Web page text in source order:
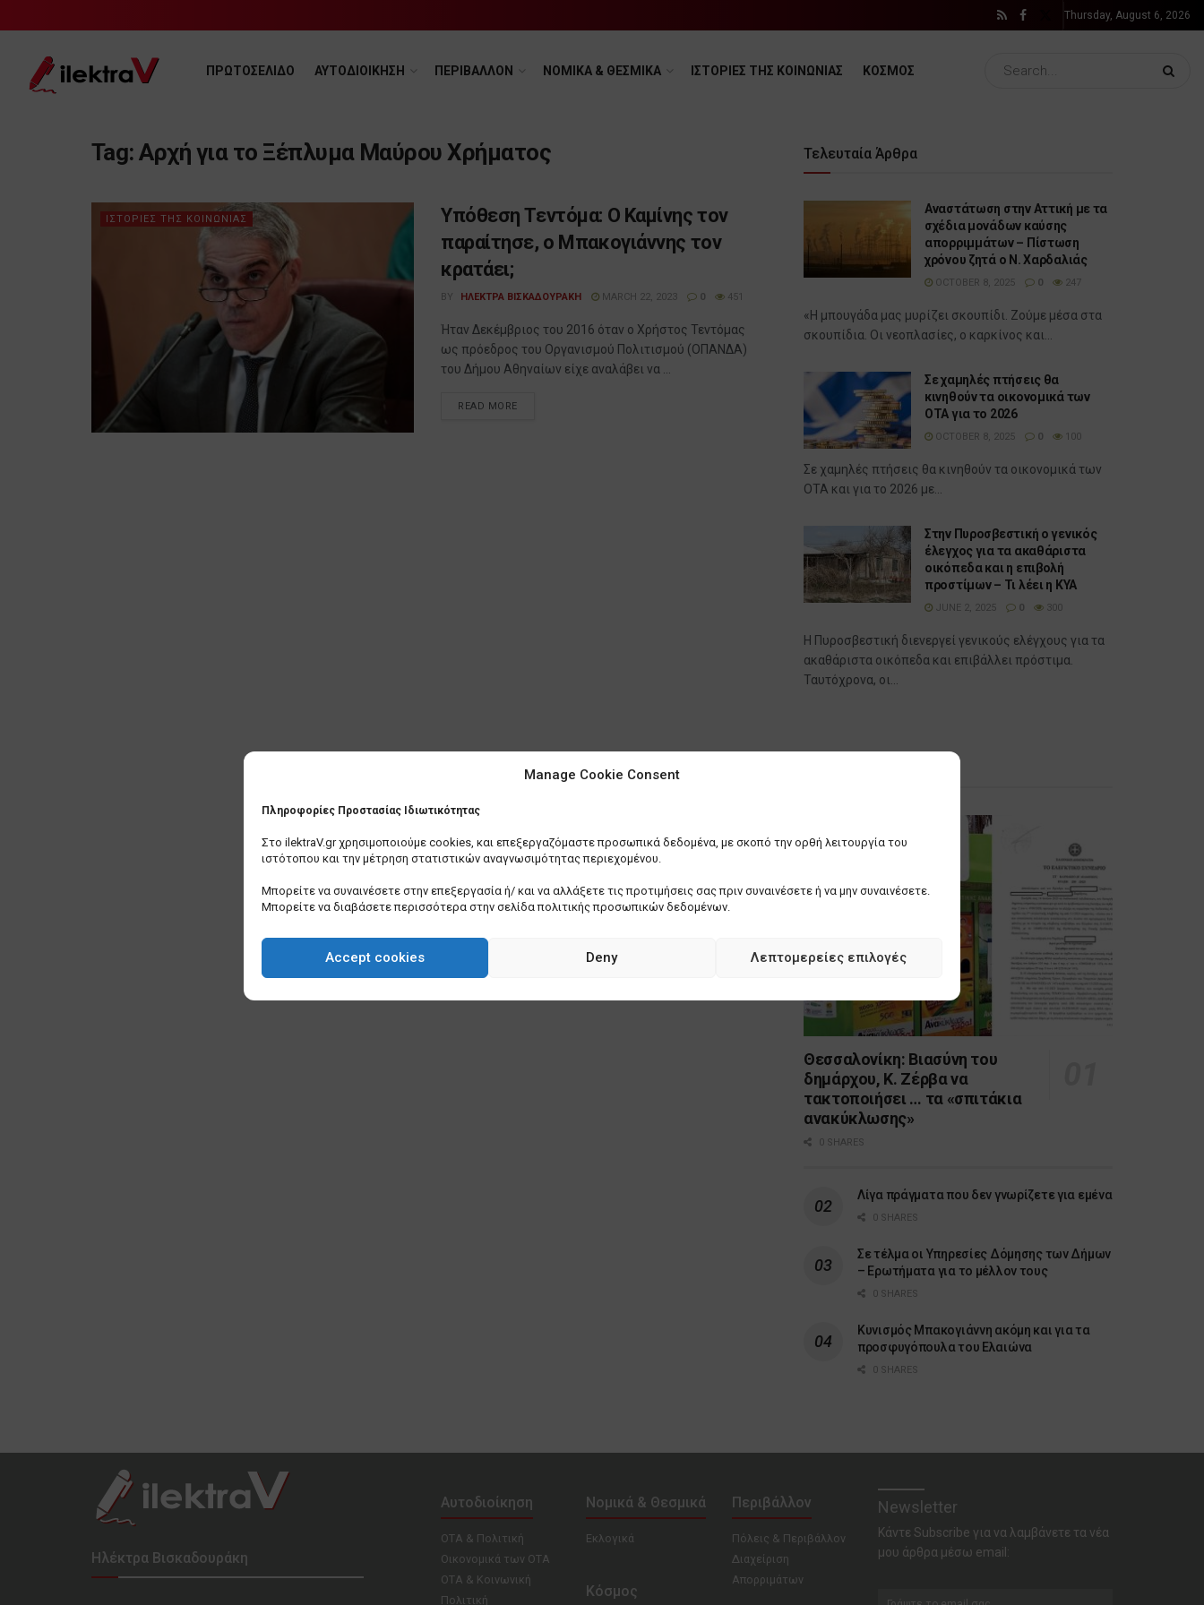
Manage Cookie Consent
Πληροφορίες Προστασίας Ιδιωτικότητας
Στο ilektraV.gr χρησιμοποιούμε cookies, και επεξεργαζόμαστε προσωπικά δεδομένα, με σκοπό την ορθή λειτουργία του
ιστότοπου και την μέτρηση στατιστικών αναγνωσιμότητας περιεχομένου.
Μπορείτε να συναινέσετε στην επεξεργασία ή/ και να αλλάξετε τις προτιμήσεις σας πριν συναινέσετε ή να μην συναινέσετε.
Μπορείτε να διαβάσετε περισσότερα στην σελίδα πολιτικής προσωπικών δεδομένων.
Accept cookies Deny Λεπτομερείες επιλογές
Thursday, August 6, 2026
ΠΡΩΤΟΣΕΛΙΔΟ ΑΥΤΟΔΙΟΙΚΗΣΗ ΠΕΡΙΒΑΛΛΟΝ ΝΟΜΙΚΑ & ΘΕΣΜΙΚΑ ΙΣΤΟΡΙΕΣ ΤΗΣ ΚΟΙΝΩΝΙΑΣ ΚΟΣΜΟΣ
Tag:Αρχή για το Ξέπλυμα Μαύρου Χρήματος
ΙΣΤΟΡΙΕΣ ΤΗΣ ΚΟΙΝΩΝΙΑΣ
Υπόθεση Τεντόμα: Ο Καμίνης τον
παραίτησε, ο Μπακογιάννης τον
κρατάει;
BY ΗΛΕΚΤΡΑ ΒΙΣΚΑΔΟΥΡΑΚΗ MARCH 22, 2023 0 451
Ήταν Δεκέμβριος του 2016 όταν ο Χρήστος Τεντόμας
ως πρόεδρος του Οργανισμού Πολιτισμού (ΟΠΑΝΔΑ)
του Δήμου Αθηναίων είχε αναλάβει να ...
READ MORE
Τελευταία Άρθρα
Αναστάτωση στην Αττική με τα
σχέδια μονάδων καύσης
απορριμμάτων – Πίστωση
χρόνου ζητά ο Ν. Χαρδαλιάς
OCTOBER 8, 2025 0 247
«Η μπουγάδα μας μυρίζει σκουπίδι. Ζούμε μέσα στα
σκουπίδια. Οι νεοπλασίες, ο καρκίνος και...
Σε χαμηλές πτήσεις θα
κινηθούν τα οικονομικά των
ΟΤΑ για το 2026
OCTOBER 8, 2025 0 100
Σε χαμηλές πτήσεις θα κινηθούν τα οικονομικά των
ΟΤΑ και για το 2026 με...
Στην Πυροσβεστική ο γενικός
έλεγχος για τα ακαθάριστα
οικόπεδα και η επιβολή
προστίμων – Τι λέει η ΚΥΑ
JUNE 2, 2025 0 300
Η Πυροσβεστική διενεργεί γενικούς ελέγχους για τα
ακαθάριστα οικόπεδα και επιβάλλει πρόστιμα.
Ταυτόχρονα, οι...
Θεσσαλονίκη: Βιασύνη του
δημάρχου, Κ. Ζέρβα να
τακτοποιήσει … τα «σπιτάκια
ανακύκλωσης»
0 SHARES
Λίγα πράγματα που δεν γνωρίζετε για εμένα
0 SHARES
Σε τέλμα οι Υπηρεσίες Δόμησης των Δήμων
– Ερωτήματα για το μέλλον τους
0 SHARES
Κυνισμός Μπακογιάννη ακόμη και για τα
προσφυγόπουλα του Ελαιώνα
0 SHARES
Ηλέκτρα Βισκαδουράκη
Αυτοδιοίκηση
ΟΤΑ & Πολιτική
Οικονομικά των ΟΤΑ
ΟΤΑ & Κοινωνική
Πολιτική
Νομικά & Θεσμικά
Εκλογικά
Κόσμος
Περιβάλλον
Πόλεις & Περιβάλλον
Διαχείριση
Απορριμάτων
Newsletter
Κάντε Subscribe για να λαμβάνετε τα νέα
μου άρθρα μέσω email: